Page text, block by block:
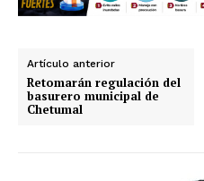
Artículo anterior
Retomarán regulación del
basurero municipal de
Chetumal